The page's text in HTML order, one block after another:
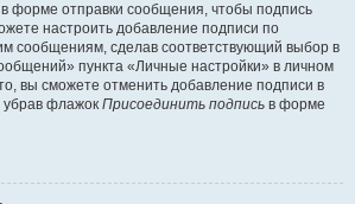
в форме отправки сообщения, чтобы подпись
настроить добавление подписи по
сообщениям, сделав соответствующий выбор в
пункта «Личные настройки» в личном
вы сможете отменить добавление подписи в
флажок Присоединить подпись в форме